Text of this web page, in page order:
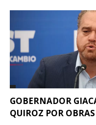
GOBERNADOR
QUIROZ POR